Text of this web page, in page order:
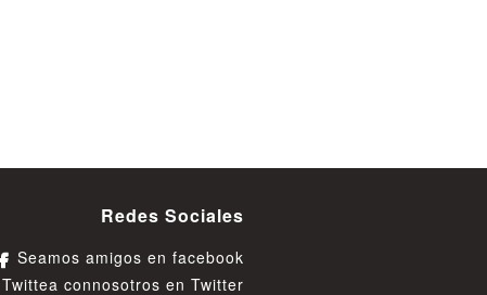
Redes Sociales
Seamos amigos en facebook
Twittea connosotros en Twitter